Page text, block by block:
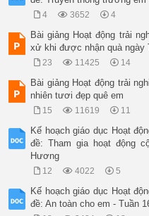
4 3652 4
Bài giảng Hoạt động trải
xử khi được nhận quà ngày
23 11425 14
Bài giảng Hoạt động trải
nhiên tươi đẹp quê em
15 11619 11
Kế hoạch giáo dục Hoạt
đề: Tham gia hoạt động
Hương
12 4022 5
Kế hoạch giáo dục Hoạt
đề: An toàn cho em - Tuần